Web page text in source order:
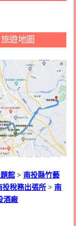
遊地圖
館 > 南投縣竹藝
投稅務出張所 > 南
酒廠